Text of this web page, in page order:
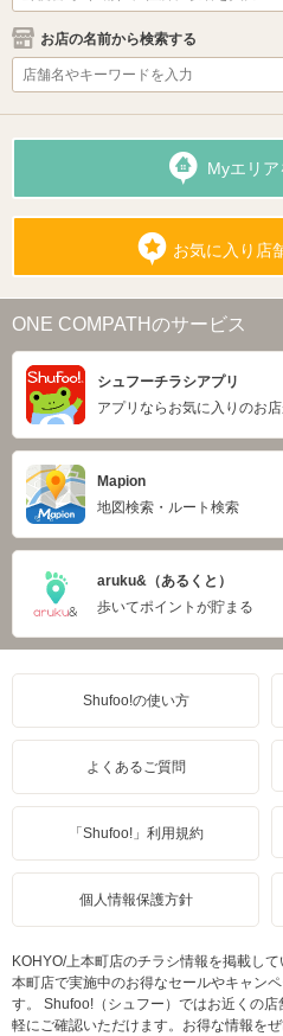
お店の名前から検索する
Myエリ
お気に入り店
ONE COMPATHのサービス
シュフーチラシアプリ
アプリならお気に入りのお
Mapion
地図検索・ルート検索
aruku&（あるくと）
歩いてポイントが貯まる
Shufoo!の使い方
よくあるご質問
「Shufoo!」利用規約
個人情報保護方針
KOHYO/上本町店のチラシ情報を掲載し
本町店で実施中のお得なセールやキャン
す。 Shufoo!（シュフー）ではお近くの
軽にご確認いただけます。お得な情報をぜ